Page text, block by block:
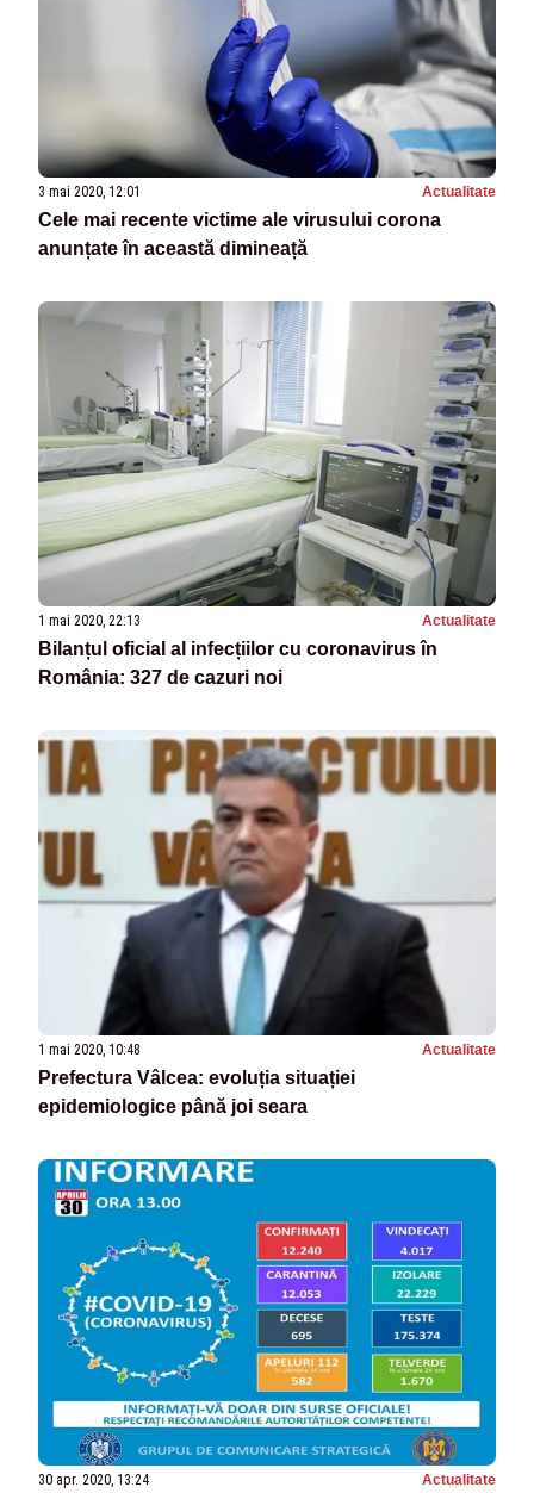
3 mai 2020, 12:01 Actualitate
Cele mai recente victime ale virusului corona
anunțate în această dimineață
1 mai 2020, 22:13 Actualitate
Bilanțul oficial al infecțiilor cu coronavirus în
România: 327 de cazuri noi
1 mai 2020, 10:48 Actualitate
Prefectura Vâlcea: evoluția situației
epidemiologice până joi seara
30 apr. 2020, 13:24 Actualitate